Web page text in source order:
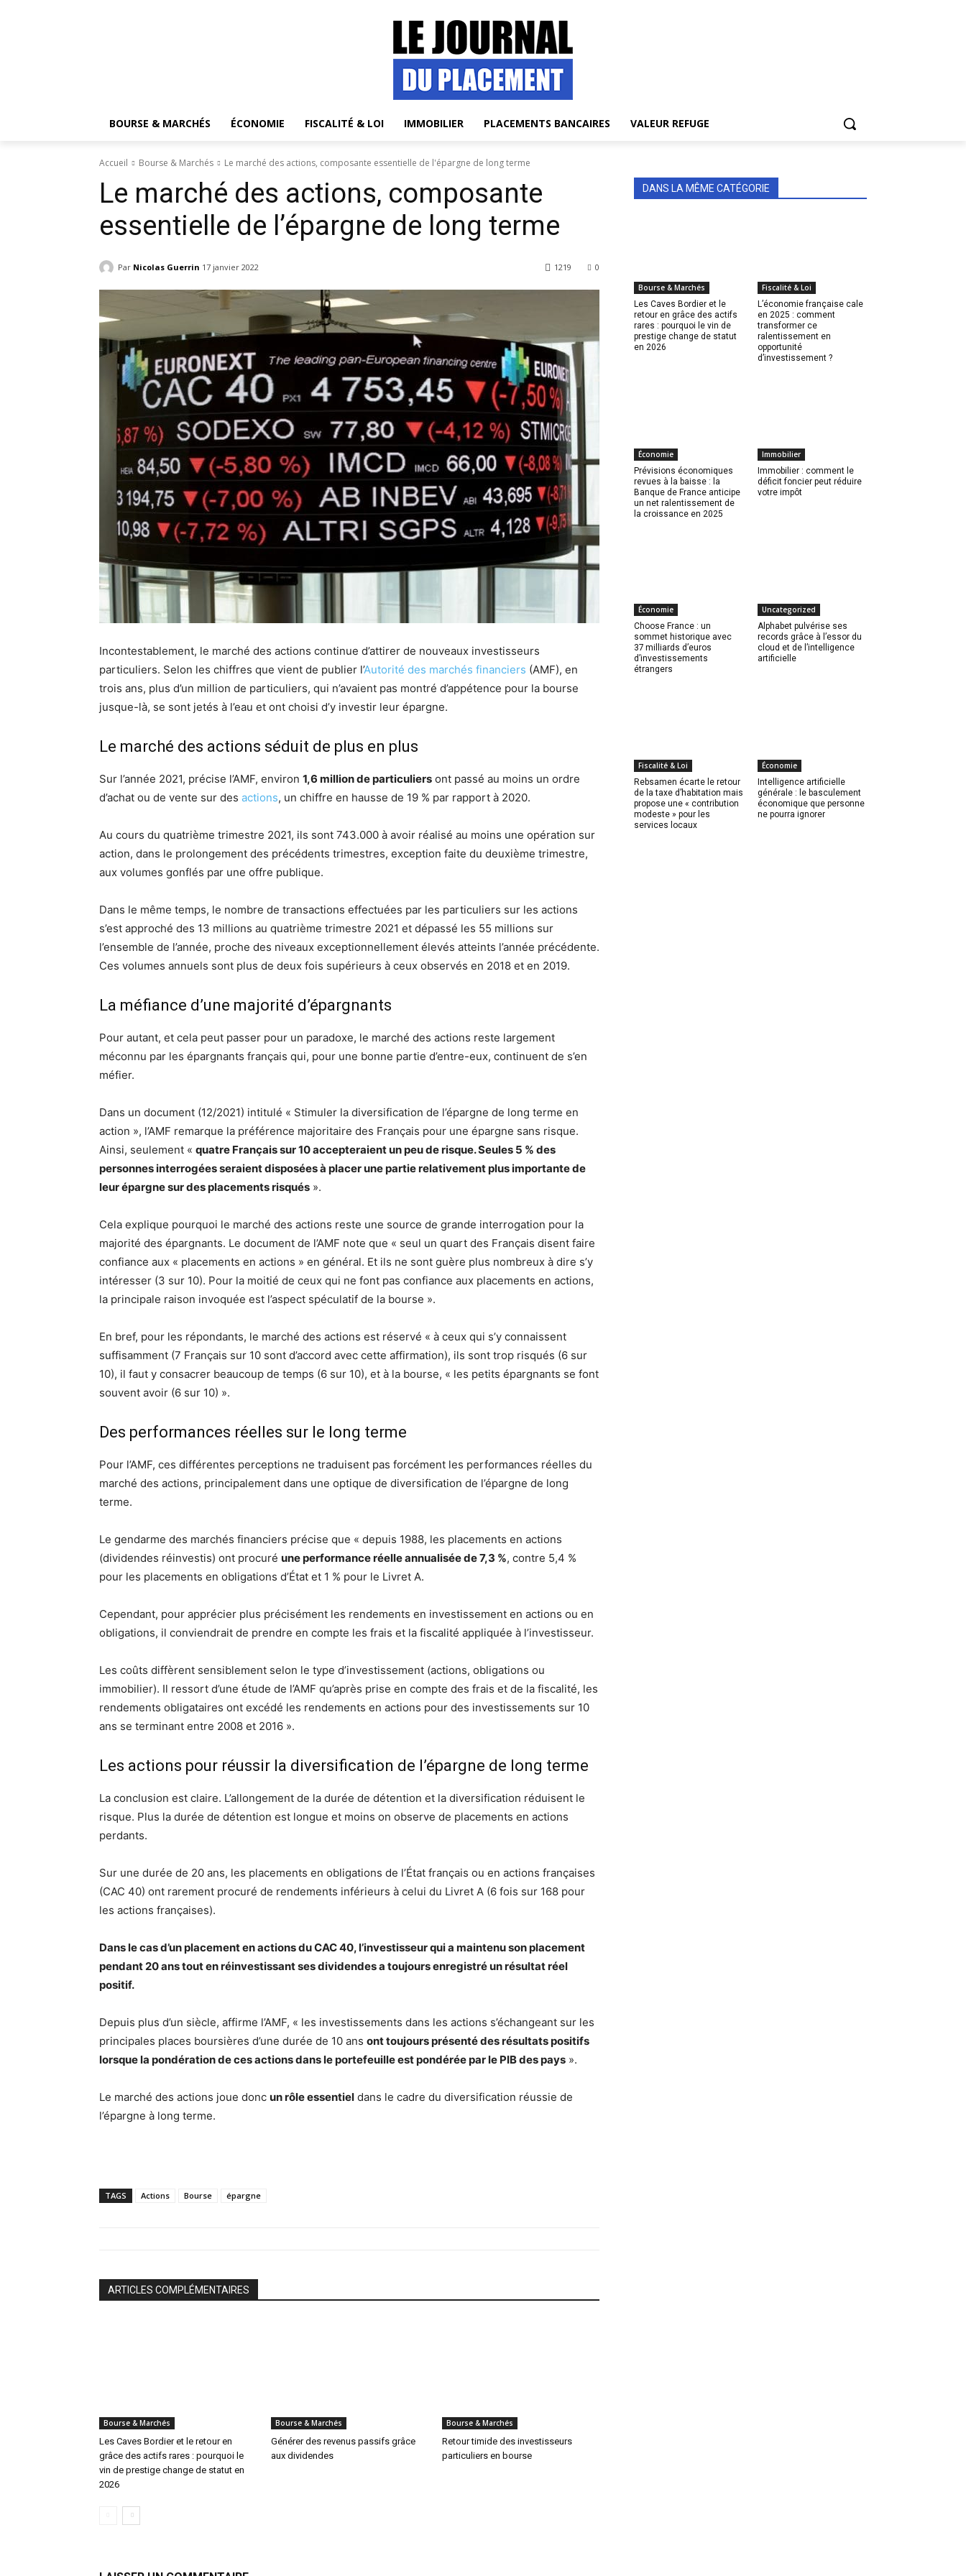
BOURSE & MARCHÉS ÉCONOMIE FISCALITÉ & LOI IMMOBILIER PLACEMENTS BANCAIRES VALEUR REFUGE
Accueil Bourse & Marchés Le marché des actions, composante essentielle de l'épargne de long terme
Le marché des actions, composante
essentielle de l’épargne de long terme
Par Nicolas Guerrin 17 janvier 2022 0
1219
Incontestablement, le marché des actions continue d’attirer de nouveaux investisseurs
particuliers. Selon les chiffres que vient de publier l’Autorité des marchés financiers (AMF), en
trois ans, plus d’un million de particuliers, qui n’avaient pas montré d’appétence pour la bourse
jusque-là, se sont jetés à l’eau et ont choisi d’y investir leur épargne.
Le marché des actions séduit de plus en plus
Sur l’année 2021, précise l’AMF, environ 1,6 million de particuliers ont passé au moins un ordre
d’achat ou de vente sur des actions, un chiffre en hausse de 19 % par rapport à 2020.
Au cours du quatrième trimestre 2021, ils sont 743.000 à avoir réalisé au moins une opération sur
action, dans le prolongement des précédents trimestres, exception faite du deuxième trimestre,
aux volumes gonflés par une offre publique.
Dans le même temps, le nombre de transactions effectuées par les particuliers sur les actions
s’est approché des 13 millions au quatrième trimestre 2021 et dépassé les 55 millions sur
l’ensemble de l’année, proche des niveaux exceptionnellement élevés atteints l’année précédente.
Ces volumes annuels sont plus de deux fois supérieurs à ceux observés en 2018 et en 2019.
La méfiance d’une majorité d’épargnants
Pour autant, et cela peut passer pour un paradoxe, le marché des actions reste largement
méconnu par les épargnants français qui, pour une bonne partie d’entre-eux, continuent de s’en
méfier.
Dans un document (12/2021) intitulé « Stimuler la diversification de l’épargne de long terme en
action », l’AMF remarque la préférence majoritaire des Français pour une épargne sans risque.
Ainsi, seulement « quatre Français sur 10 accepteraient un peu de risque. Seules 5 % des
personnes interrogées seraient disposées à placer une partie relativement plus importante de
leur épargne sur des placements risqués ».
Cela explique pourquoi le marché des actions reste une source de grande interrogation pour la
majorité des épargnants. Le document de l’AMF note que « seul un quart des Français disent faire
confiance aux « placements en actions » en général. Et ils ne sont guère plus nombreux à dire s’y
intéresser (3 sur 10). Pour la moitié de ceux qui ne font pas confiance aux placements en actions,
la principale raison invoquée est l’aspect spéculatif de la bourse ».
En bref, pour les répondants, le marché des actions est réservé « à ceux qui s’y connaissent
suffisamment (7 Français sur 10 sont d’accord avec cette affirmation), ils sont trop risqués (6 sur
10), il faut y consacrer beaucoup de temps (6 sur 10), et à la bourse, « les petits épargnants se font
souvent avoir (6 sur 10) ».
Des performances réelles sur le long terme
Pour l’AMF, ces différentes perceptions ne traduisent pas forcément les performances réelles du
marché des actions, principalement dans une optique de diversification de l’épargne de long
terme.
Le gendarme des marchés financiers précise que « depuis 1988, les placements en actions
(dividendes réinvestis) ont procuré une performance réelle annualisée de 7,3 %, contre 5,4 %
pour les placements en obligations d’État et 1 % pour le Livret A.
Cependant, pour apprécier plus précisément les rendements en investissement en actions ou en
obligations, il conviendrait de prendre en compte les frais et la fiscalité appliquée à l’investisseur.
Les coûts diffèrent sensiblement selon le type d’investissement (actions, obligations ou
immobilier). Il ressort d’une étude de l’AMF qu’après prise en compte des frais et de la fiscalité, les
rendements obligataires ont excédé les rendements en actions pour des investissements sur 10
ans se terminant entre 2008 et 2016 ».
Les actions pour réussir la diversification de l’épargne de long terme
La conclusion est claire. L’allongement de la durée de détention et la diversification réduisent le
risque. Plus la durée de détention est longue et moins on observe de placements en actions
perdants.
Sur une durée de 20 ans, les placements en obligations de l’État français ou en actions françaises
(CAC 40) ont rarement procuré de rendements inférieurs à celui du Livret A (6 fois sur 168 pour
les actions françaises).
Dans le cas d’un placement en actions du CAC 40, l’investisseur qui a maintenu son placement
pendant 20 ans tout en réinvestissant ses dividendes a toujours enregistré un résultat réel
positif.
Depuis plus d’un siècle, affirme l’AMF, « les investissements dans les actions s’échangeant sur les
principales places boursières d’une durée de 10 ans ont toujours présenté des résultats positifs
lorsque la pondération de ces actions dans le portefeuille est pondérée par le PIB des pays ».
Le marché des actions joue donc un rôle essentiel dans le cadre du diversification réussie de
l’épargne à long terme.
TAGS Actions Bourse épargne
ARTICLES COMPLÉMENTAIRES
Bourse & Marchés
Les Caves Bordier et le retour en
grâce des actifs rares : pourquoi le
vin de prestige change de statut en
2026
Bourse & Marchés
Générer des revenus passifs grâce
aux dividendes
Bourse & Marchés
Retour timide des investisseurs
particuliers en bourse
DANS LA MÊME CATÉGORIE
Bourse & Marchés
Les Caves Bordier et le
retour en grâce des actifs
rares : pourquoi le vin de
prestige change de statut
en 2026
Fiscalité & Loi
L’économie française cale
en 2025 : comment
transformer ce
ralentissement en
opportunité
d’investissement ?
Économie
Prévisions économiques
revues à la baisse : la
Banque de France anticipe
un net ralentissement de
la croissance en 2025
Immobilier
Immobilier : comment le
déficit foncier peut réduire
votre impôt
Économie
Choose France : un
sommet historique avec
37 milliards d’euros
d’investissements
étrangers
Uncategorized
Alphabet pulvérise ses
records grâce à l’essor du
cloud et de l’intelligence
artificielle
Fiscalité & Loi
Rebsamen écarte le retour
de la taxe d’habitation mais
propose une « contribution
modeste » pour les
services locaux
Économie
Intelligence artificielle
générale : le basculement
économique que personne
ne pourra ignorer